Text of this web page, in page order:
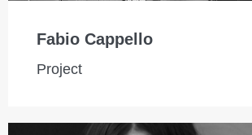
Fabio Cappello
Project